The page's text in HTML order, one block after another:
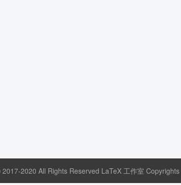
2020 All Rights Reserved LaTeX 工作室 Copyrights